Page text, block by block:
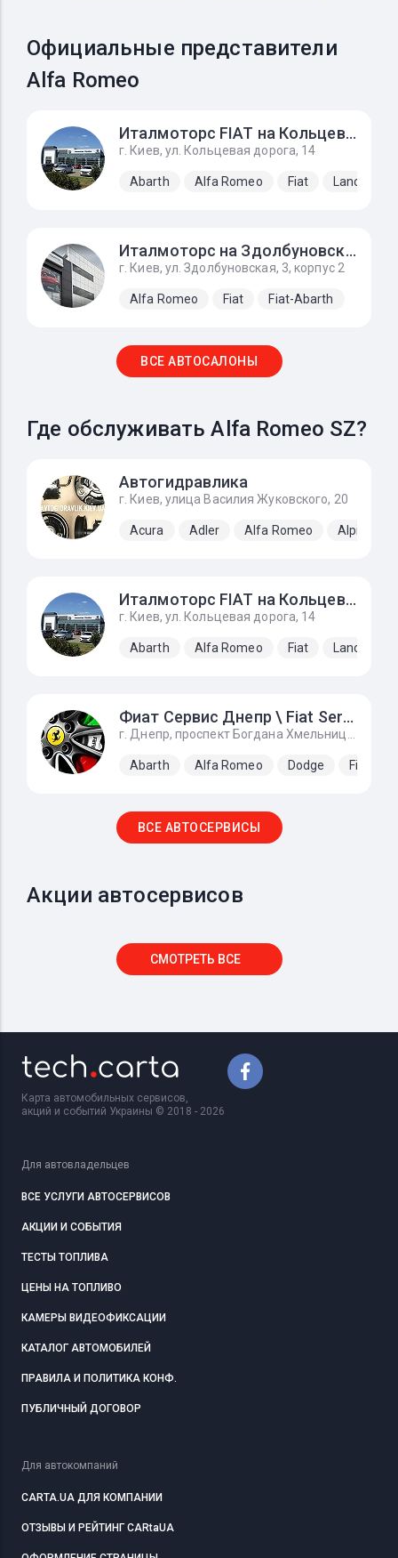
Официальные представители
Alfa Romeo
Италмоторс FIAT на Кольцевой
г. Киев, ул. Кольцевая дорога, 14
Abarth Alfa Romeo Fiat Lancia
Италмоторс на Здолбуновской
г. Киев, ул. Здолбуновская, 3, корпус 2
Alfa Romeo Fiat Fiat-Abarth
ВСЕ АВТОСАЛОНЫ
Где обслуживать Alfa Romeo SZ?
Автогидравлика
г. Киев, улица Василия Жуковского, 20
Acura Adler Alfa Romeo Alpine
Италмоторс FIAT на Кольцевой
г. Киев, ул. Кольцевая дорога, 14
Abarth Alfa Romeo Fiat Lancia
Фиат Сервис Днепр \ Fiat Service Dnipro
Abarth Alfa Romeo Dodge Fiat
ВСЕ АВТОСЕРВИСЫ
Акции автосервисов
СМОТРЕТЬ ВСЕ
Карта автомобильных сервисов,
акций и событий Украины © 2018 - 2026
Для автовладельцев
ВСЕ УСЛУГИ АВТОСЕРВИСОВ
АКЦИИ И СОБЫТИЯ
ТЕСТЫ ТОПЛИВА
ЦЕНЫ НА ТОПЛИВО
КАМЕРЫ ВИДЕОФИКСАЦИИ
КАТАЛОГ АВТОМОБИЛЕЙ
ПРАВИЛА И ПОЛИТИКА КОНФ.
ПУБЛИЧНЫЙ ДОГОВОР
Для автокомпаний
CARTA.UA ДЛЯ КОМПАНИИ
ОТЗЫВЫ И РЕЙТИНГ CARtaUA